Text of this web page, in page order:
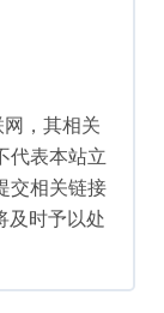
网，其相关
代表本站立
交相关链接
及时予以处